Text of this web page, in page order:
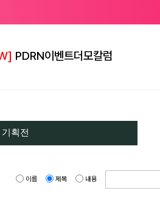
PDRN이벤트더모칼럼
획전
이름 제목 내용